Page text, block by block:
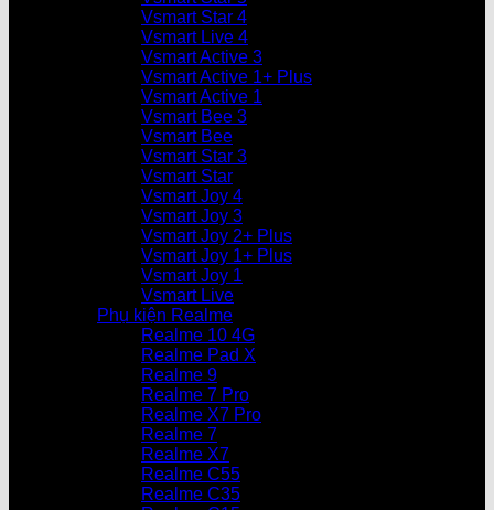
Vsmart Star 4
Vsmart Live 4
Vsmart Active 3
Vsmart Active 1+ Plus
Vsmart Active 1
Vsmart Bee 3
Vsmart Bee
Vsmart Star 3
Vsmart Star
Vsmart Joy 4
Vsmart Joy 3
Vsmart Joy 2+ Plus
Vsmart Joy 1+ Plus
Vsmart Joy 1
Vsmart Live
Phụ kiện Realme
Realme 10 4G
Realme Pad X
Realme 9
Realme 7 Pro
Realme X7 Pro
Realme 7
Realme X7
Realme C55
Realme C35